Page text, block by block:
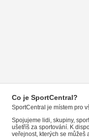
Co je SportCentral?
SportCentral je místem pro
Spojujeme lidi, skupiny,
ušetříš za sportování. K
veřejnost, kterých se můžeš